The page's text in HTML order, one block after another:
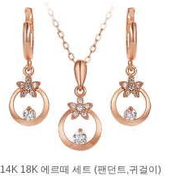
14K 18K 에르떼 세트 (팬던트,귀걸이)